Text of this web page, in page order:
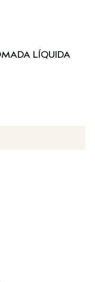
LÍQUIDA